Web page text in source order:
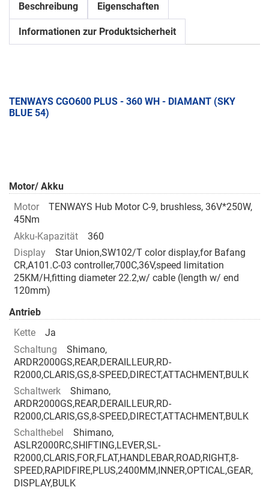
Beschreibung Eigenschaften
Informationen zur Produktsicherheit
TENWAYS CGO600 PLUS - 360 WH - DIAMANT (SKY
BLUE 54)
Motor/ Akku
Motor
TENWAYS Hub Motor C-9, brushless, 36V*250W,
45Nm
Akku-Kapazität
360
Display
Star Union,SW102/T color display,for Bafang
CR,A101.C-03 controller,700C,36V,speed limitation
25KM/H,fitting diameter 22.2,w/ cable (length w/ end
120mm)
Antrieb
Kette
Ja
Schaltung
Shimano,
ARDR2000GS,REAR,DERAILLEUR,RD-
R2000,CLARIS,GS,8-SPEED,DIRECT,ATTACHMENT,BULK
Schaltwerk
Shimano,
ARDR2000GS,REAR,DERAILLEUR,RD-
R2000,CLARIS,GS,8-SPEED,DIRECT,ATTACHMENT,BULK
Schalthebel
Shimano,
ASLR2000RC,SHIFTING,LEVER,SL-
R2000,CLARIS,FOR,FLAT,HANDLEBAR,ROAD,RIGHT,8-
SPEED,RAPIDFIRE,PLUS,2400MM,INNER,OPTICAL,GEAR,
DISPLAY,BULK